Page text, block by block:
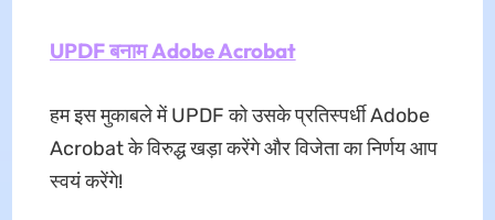
UPDF बनाम Adobe Acrobat
हम इस मुकाबले में UPDF को उसके प्रतिस्पर्धी Adobe
Acrobat के विरुद्ध खड़ा करेंगे और विजेता का निर्णय आप
स्वयं करेंगे!